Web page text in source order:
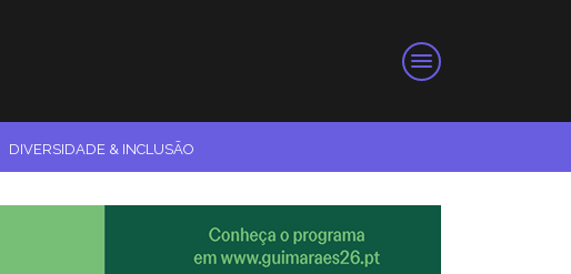
DIVERSIDADE & INCLUSÃO